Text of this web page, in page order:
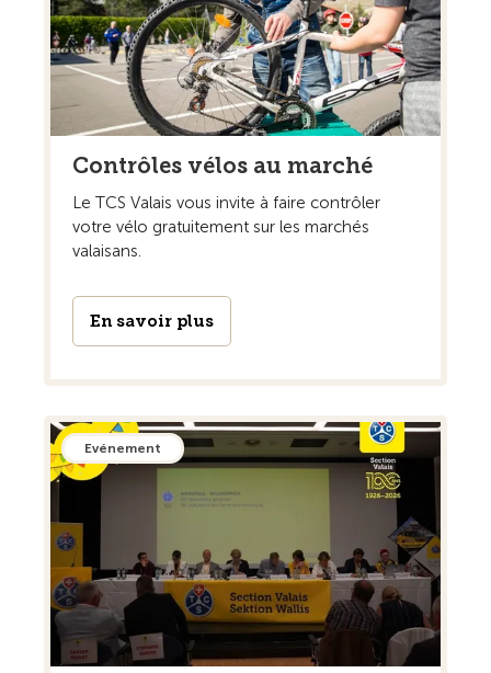
Contrôles vélos au marché
Le TCS Valais vous invite à faire contrôler
votre vélo gratuitement sur les marchés
valaisans.
En savoir plus
Evénement